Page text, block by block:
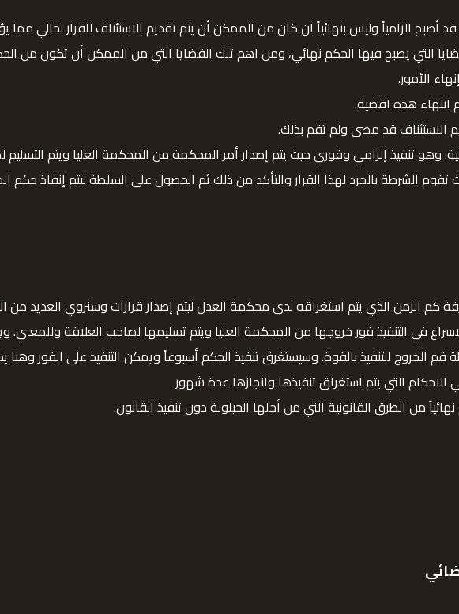
أصبح الزامياً وليس بنهائياً ان كان من الممكن أن يتم تقديم الاستئناف للقرار لحالي
التي يصبح فيها الحكم نهائي، ومن اهم تلك القضايا التي من الممكن أن تكون من
الأمور.
هذه اقضية.
الاستئناف قد مضى ولم تقم بذلك.
وهو تنفيذ إلزامي وفوري حيث يتم إصدار أمر المحكمة من المحكمة العليا ويتم
الشرطة بالجرد لهذا القرار والتأكد من ذلك ثم الحصول على السلطة ليتم إنفاذ حكم
كم الزمن الذي يتم استغراقه لدى محكمة العدل ليتم إصدار قرارات وسنروي العديد من
في التنفيذ فور خروجها من المحكمة العليا ويتم تسليمها لصاحب العلاقة
الخروج للتنفيذ بالقوة. وسيستغرق تنفيذ الحكم أسبوعاً ويمكن التنفيذ على الفور وهنا
التي يتم استغراق تنفيذها وانجازها عدة شهور
من الطرق القانونية التي من أجلها الحيلولة دون تنفيذ القانون.